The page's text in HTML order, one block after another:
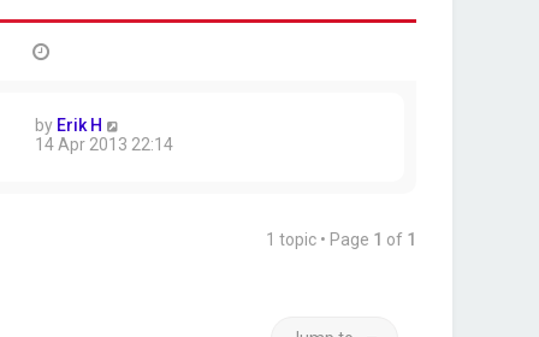
by Erik H
14 Apr 2013 22:14
1 topic • Page 1 of 1